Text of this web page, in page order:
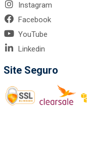
Instagram
Facebook
YouTube
Linkedin
Site Seguro